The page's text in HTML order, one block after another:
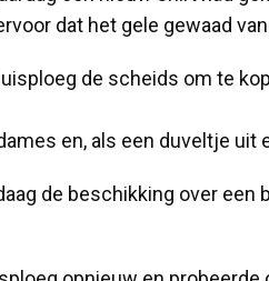
dat het gele gewaad
de scheids om te
en, als een duveltje
de beschikking over